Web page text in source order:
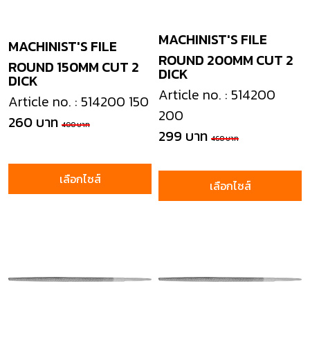
DICK
MACHINIST'S FILE
ROUND 150MM CUT 2
Article no. : 514200 150
260 บาท 400 บาท
เลือกไซส์
DICK
MACHINIST'S FILE
ROUND 200MM CUT 2
Article no. : 514200
200
299 บาท 460 บาท
เลือกไซส์